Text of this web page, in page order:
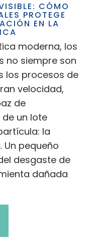
CÓMO
PROTEGE
EN LA
moderna, los
no siempre son
los procesos de
velocidad,
de
un lote
la
pequeño
desgaste de
dañada